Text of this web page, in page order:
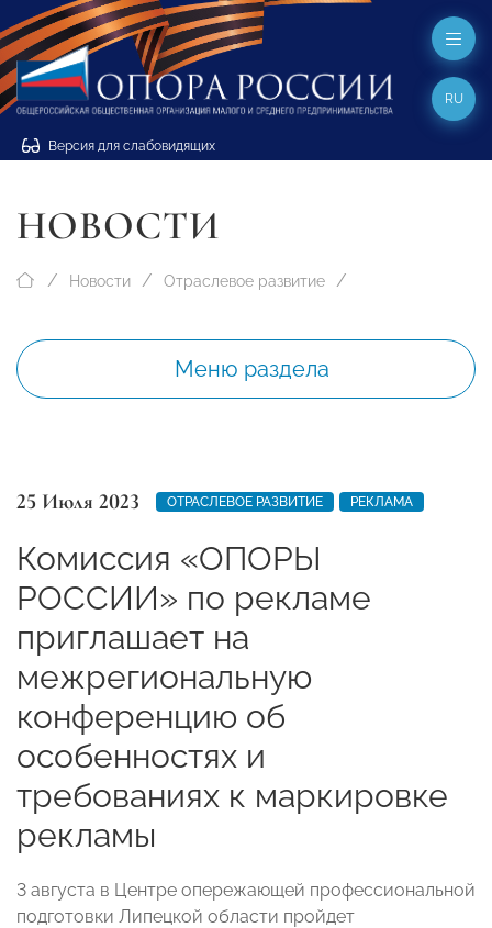
Версия для слабовидящих
RU
НОВОСТИ
Новости Отраслевое развитие
Меню раздела
25 Июля 2023 ОТРАСЛЕВОЕ РАЗВИТИЕ РЕКЛАМА
Комиссия «ОПОРЫ
РОССИИ» по рекламе
приглашает на
межрегиональную
конференцию об
особенностях и
требованиях к маркировке
рекламы
3 августа в Центре опережающей профессиональной
подготовки Липецкой области пройдет